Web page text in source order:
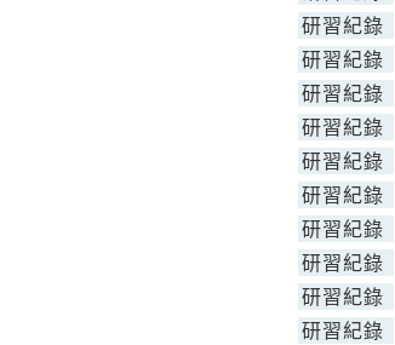
研習紀錄
研習紀錄
研習紀錄
研習紀錄
研習紀錄
研習紀錄
研習紀錄
研習紀錄
研習紀錄
研習紀錄